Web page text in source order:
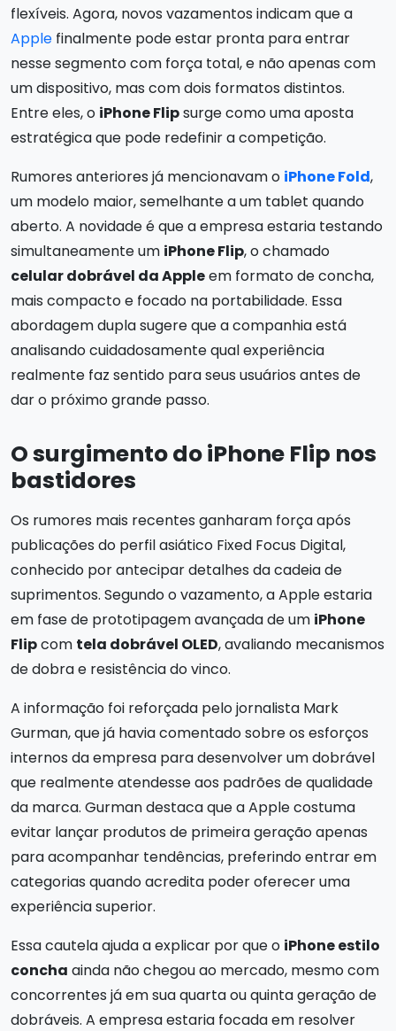
flexíveis. Agora, novos vazamentos indicam que a
Apple finalmente pode estar pronta para entrar
nesse segmento com força total, e não apenas com
um dispositivo, mas com dois formatos distintos.
Entre eles, o iPhone Flipsurge como uma aposta
estratégica que pode redefinir a competição.
Rumores anteriores já mencionavam o iPhone Fold,
um modelo maior, semelhante a um tablet quando
aberto. A novidade é que a empresa estaria testando
simultaneamente um iPhone Flip, o chamado
celular dobrável da Appleem formato de concha,
mais compacto e focado na portabilidade. Essa
abordagem dupla sugere que a companhia está
analisando cuidadosamente qual experiência
realmente faz sentido para seus usuários antes de
dar o próximo grande passo.
O surgimento do iPhone Flip nos
bastidores
Os rumores mais recentes ganharam força após
publicações do perfil asiático Fixed Focus Digital,
conhecido por antecipar detalhes da cadeia de
suprimentos. Segundo o vazamento, a Apple estaria
em fase de prototipagem avançada de um iPhone
Flipcom tela dobrável OLED, avaliando mecanismos
de dobra e resistência do vinco.
A informação foi reforçada pelo jornalista Mark
Gurman, que já havia comentado sobre os esforços
internos da empresa para desenvolver um dobrável
que realmente atendesse aos padrões de qualidade
da marca. Gurman destaca que a Apple costuma
evitar lançar produtos de primeira geração apenas
para acompanhar tendências, preferindo entrar em
categorias quando acredita poder oferecer uma
experiência superior.
Essa cautela ajuda a explicar por que o iPhone estilo
concha ainda não chegou ao mercado, mesmo com
concorrentes já em sua quarta ou quinta geração de
dobráveis. A empresa estaria focada em resolver